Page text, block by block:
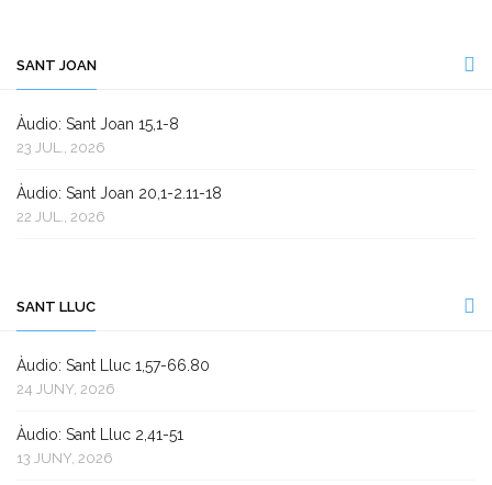
SANT JOAN
Àudio: Sant Joan 15,1-8
23 JUL., 2026
Àudio: Sant Joan 20,1-2.11-18
22 JUL., 2026
SANT LLUC
Àudio: Sant Lluc 1,57-66.80
24 JUNY, 2026
Àudio: Sant Lluc 2,41-51
13 JUNY, 2026